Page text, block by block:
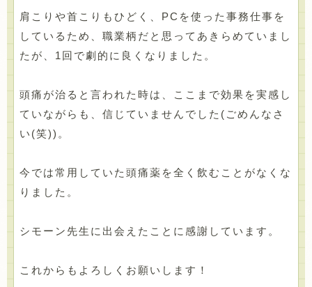
肩こりや首こりもひどく、PCを使った事務仕事を
しているため、職業柄だと思ってあきらめていまし
たが、1回で劇的に良くなりました。
頭痛が治ると言われた時は、ここまで効果を実感し
ていながらも、信じていませんでした(ごめんなさ
い(笑))。
今では常用していた頭痛薬を全く飲むことがなくな
りました。
シモーン先生に出会えたことに感謝しています。
これからもよろしくお願いします！